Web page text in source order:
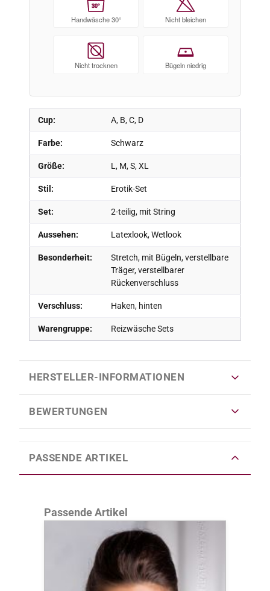
Cup: A, B, C, D
Farbe: Schwarz
Größe: L, M, S, XL
Stil: Erotik-Set
Set: 2-teilig, mit String
Aussehen: Latexlook, Wetlook
Besonderheit:
Stretch, mit Bügeln, verstellbare
Träger, verstellbarer
Rückenverschluss
Verschluss: Haken, hinten
Warengruppe: Reizwäsche Sets
30°
Handwäsche 30° Nicht bleichen
Nicht trocknen Bügeln niedrig
HERSTELLER-INFORMATIONEN
BEWERTUNGEN
PASSENDE ARTIKEL
Produktgalerie überspringen
Passende Artikel